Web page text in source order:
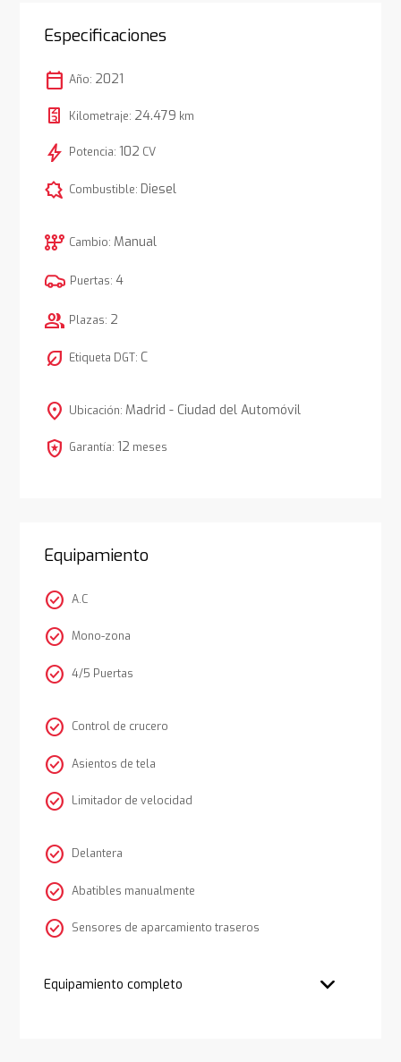
Especificaciones
calendar_today Año: 2021
Kilometraje: 24.479 km
bolt Potencia: 102 CV
comic_bubble Combustible: Diesel
auto_transmission Cambio: Manual
Puertas: 4
group Plazas: 2
nest_eco_leaf Etiqueta DGT: C
location_on Ubicación: Madrid - Ciudad del Automóvil
local_police Garantía: 12 meses
Equipamiento
check_circle A.C
check_circle Mono-zona
check_circle 4/5 Puertas
check_circle Control de crucero
check_circle Asientos de tela
check_circle Limitador de velocidad
check_circle Delantera
check_circle Abatibles manualmente
check_circle Sensores de aparcamiento traseros
Equipamiento completo